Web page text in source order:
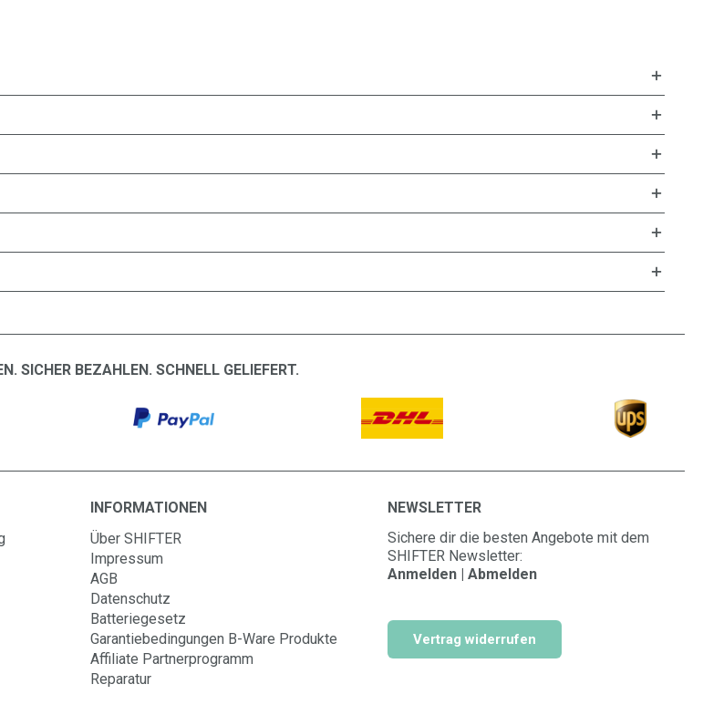
SICHER BEZAHLEN. SCHNELL GELIEFERT.
INFORMATIONEN
Über SHIFTER
Impressum
AGB
Datenschutz
Batteriegesetz
Garantiebedingungen B-Ware Produkte
Affiliate Partnerprogramm
Reparatur
NEWSLETTER
Sichere dir die besten Angebote mit dem
SHIFTER Newsletter:
Anmelden | Abmelden
Vertrag widerrufen